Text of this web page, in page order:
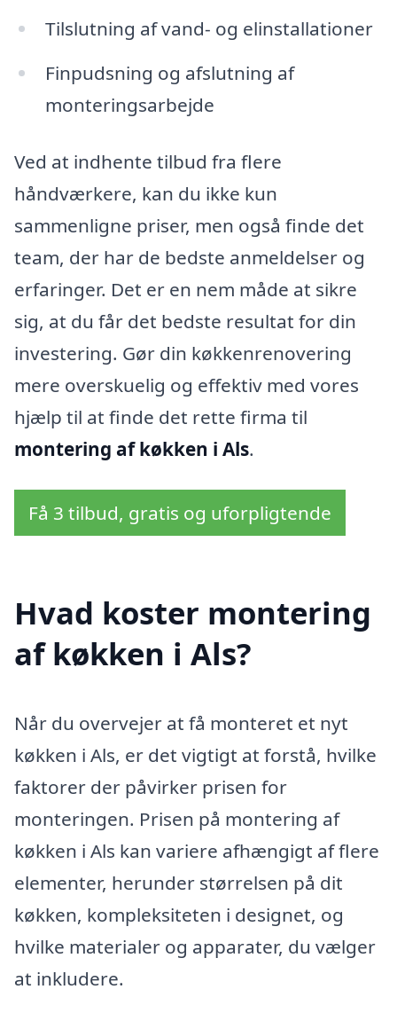
Tilslutning af vand- og elinstallationer
Finpudsning og afslutning af
monteringsarbejde
Ved at indhente tilbud fra flere
håndværkere, kan du ikke kun
sammenligne priser, men også finde det
team, der har de bedste anmeldelser og
erfaringer. Det er en nem måde at sikre
sig, at du får det bedste resultat for din
investering. Gør din køkkenrenovering
mere overskuelig og effektiv med vores
hjælp til at finde det rette firma til
montering af køkken i Als.
Få 3 tilbud, gratis og uforpligtende
Hvad koster montering
af køkken i Als?
Når du overvejer at få monteret et nyt
køkken i Als, er det vigtigt at forstå, hvilke
faktorer der påvirker prisen for
monteringen. Prisen på montering af
køkken i Als kan variere afhængigt af flere
elementer, herunder størrelsen på dit
køkken, kompleksiteten i designet, og
hvilke materialer og apparater, du vælger
at inkludere.